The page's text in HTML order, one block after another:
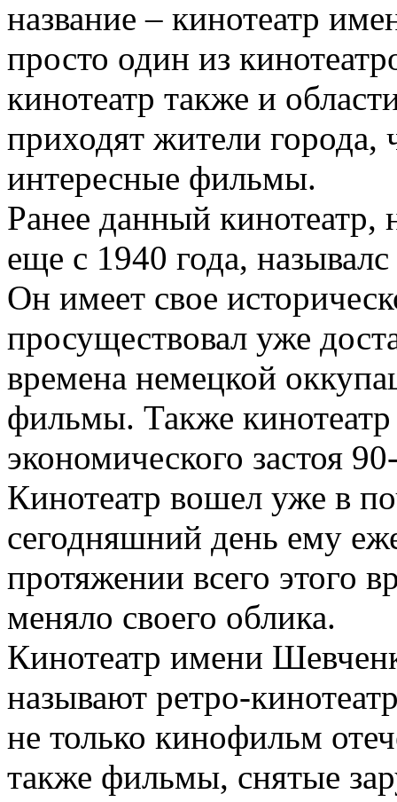
название – кинотеатр
просто один из
кинотеатр также и
приходят жители города,
интересные фильмы.
Ранее данный кинотеатр,
еще с 1940 года,
Он имеет свое
просуществовал уже
времена немецкой
фильмы. Также
экономического застоя
Кинотеатр вошел уже в
сегодняшний день ему
протяжении всего этого
меняло своего облика.
Кинотеатр имени
называют ретро-
не только кинофильм
также фильмы, снятые